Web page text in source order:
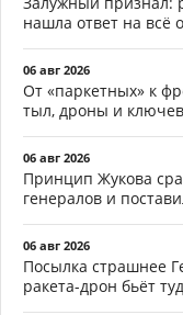
нашла ответ на всё
06 авг 2026
От «паркетных» к
тыл, дроны и
06 авг 2026
Принцип Жукова
генералов и
06 авг 2026
Посылка страшнее
ракета-дрон бьёт